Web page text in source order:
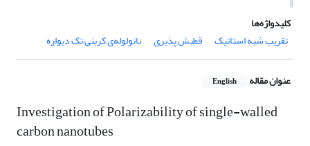
کلیدواژه‌ها
تقریب شبه استاتیک
قطبش پذیری نانولوله‌ی کربنی تک دیواره
عنوان مقاله English
Investigation of Polarizability of single-walled
carbon nanotubes